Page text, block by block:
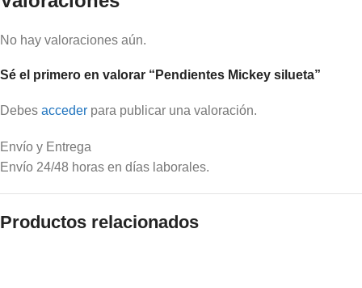
No hay valoraciones aún.
Sé el primero en valorar “Pendientes Mickey silueta”
Debes acceder para publicar una valoración.
Envío y Entrega
Envío 24/48 horas en días laborales.
Productos relacionados